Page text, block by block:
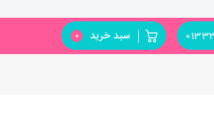
سبد خرید 0